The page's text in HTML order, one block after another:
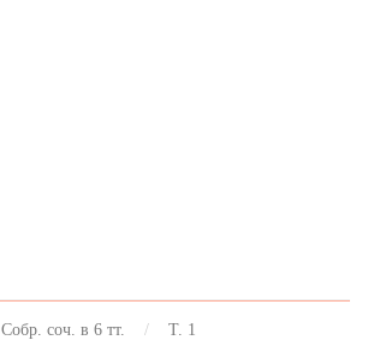
Собр. соч. в 6 тт.
Т. 1